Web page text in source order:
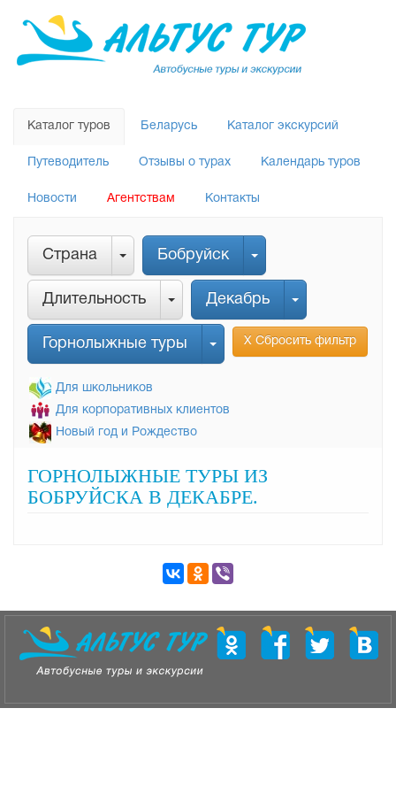
Каталог туров Беларусь Каталог экскурсий
Путеводитель Отзывы о турах Календарь туров
Новости Агентствам Контакты
Страна Бобруйск
Длительность Декабрь
Горнолыжные туры Х Сбросить фильтр
Для школьников
Для корпоративных клиентов
Новый год и Рождество
ГОРНОЛЫЖНЫЕ ТУРЫ ИЗ
БОБРУЙСКА В ДЕКАБРЕ.